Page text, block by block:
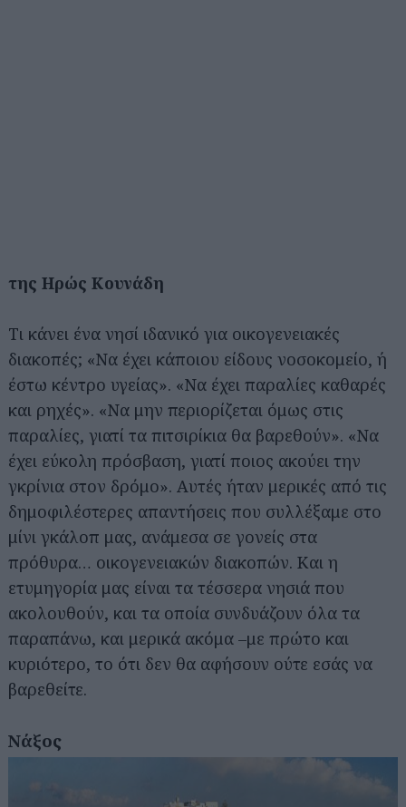
της Ηρώς Κουνάδη
Τι κάνει ένα νησί ιδανικό για οικογενειακές
διακοπές; «Να έχει κάποιου είδους νοσοκομείο, ή
έστω κέντρο υγείας». «Να έχει παραλίες καθαρές
και ρηχές». «Να μην περιορίζεται όμως στις
παραλίες, γιατί τα πιτσιρίκια θα βαρεθούν». «Να
έχει εύκολη πρόσβαση, γιατί ποιος ακούει την
γκρίνια στον δρόμο». Αυτές ήταν μερικές από τις
δημοφιλέστερες απαντήσεις που συλλέξαμε στο
μίνι γκάλοπ μας, ανάμεσα σε γονείς στα
πρόθυρα… οικογενειακών διακοπών. Και η
ετυμηγορία μας είναι τα τέσσερα νησιά που
ακολουθούν, και τα οποία συνδυάζουν όλα τα
παραπάνω, και μερικά ακόμα –με πρώτο και
κυριότερο, το ότι δεν θα αφήσουν ούτε εσάς να
βαρεθείτε.
Νάξος